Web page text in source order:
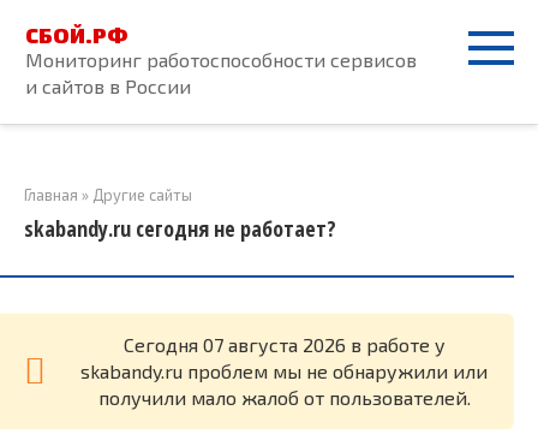
контенту
СБОЙ.РФ
Мониторинг работоспособности сервисов
и сайтов в России
Главная » Другие сайты
skabandy.ru сегодня не работает?
Cегодня 07 августа 2026 в работе у
skabandy.ru проблем мы не обнаружили или
получили мало жалоб от пользователей.